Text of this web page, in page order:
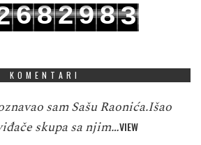
682983
KOMENTARI
sam Sašu Raonića.Išao
skupa sa njim…VIEW